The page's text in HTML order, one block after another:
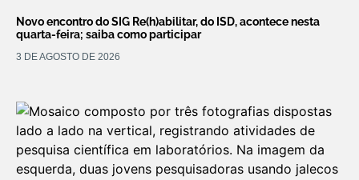
Novo encontro do SIG Re(h)abilitar, do ISD, acontece nesta
quarta-feira; saiba como participar
3 DE AGOSTO DE 2026